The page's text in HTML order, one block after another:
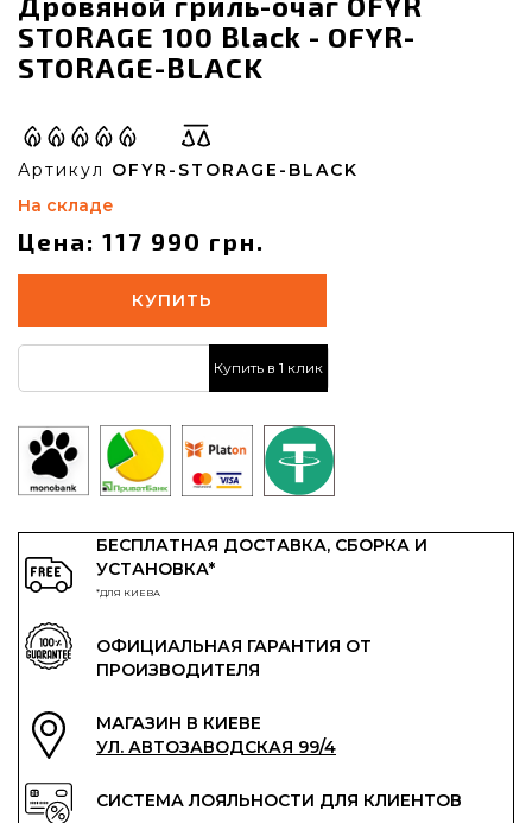
STORAGE 100 Black - OFYR-
STORAGE-BLACK
Артикул OFYR-STORAGE-BLACK
На складе
Цена: 117 990 грн.
КУПИТЬ
Купить в 1 клик
БЕСПЛАТНАЯ ДОСТАВКА, СБОРКА И
УСТАНОВКА*
*ДЛЯ КИЕВА
ОФИЦИАЛЬНАЯ ГАРАНТИЯ ОТ
ПРОИЗВОДИТЕЛЯ
МАГАЗИН В КИЕВЕ
УЛ. АВТОЗАВОДСКАЯ 99/4
СИСТЕМА ЛОЯЛЬНОСТИ ДЛЯ КЛИЕНТОВ